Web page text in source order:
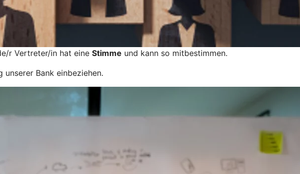
r Vertreter/in hat eine Stimme und kann so mitbestimmen.
Bank einbeziehen.